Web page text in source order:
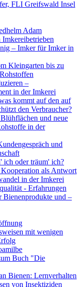
FLI Greifswald Insel
Adam
– Imker für Imker in
Kleingarten bis zu
–
in der Imkerei
kommt auf den auf
den Verbraucher?
und neue
in der
und
ich oder träum' ich?
als Antwort
in der Imkerei
- Erfahrungen
Bienenprodukte und –
mit wenigen
Buch "Die
Bienen: Lernverhalten
von Insektiziden